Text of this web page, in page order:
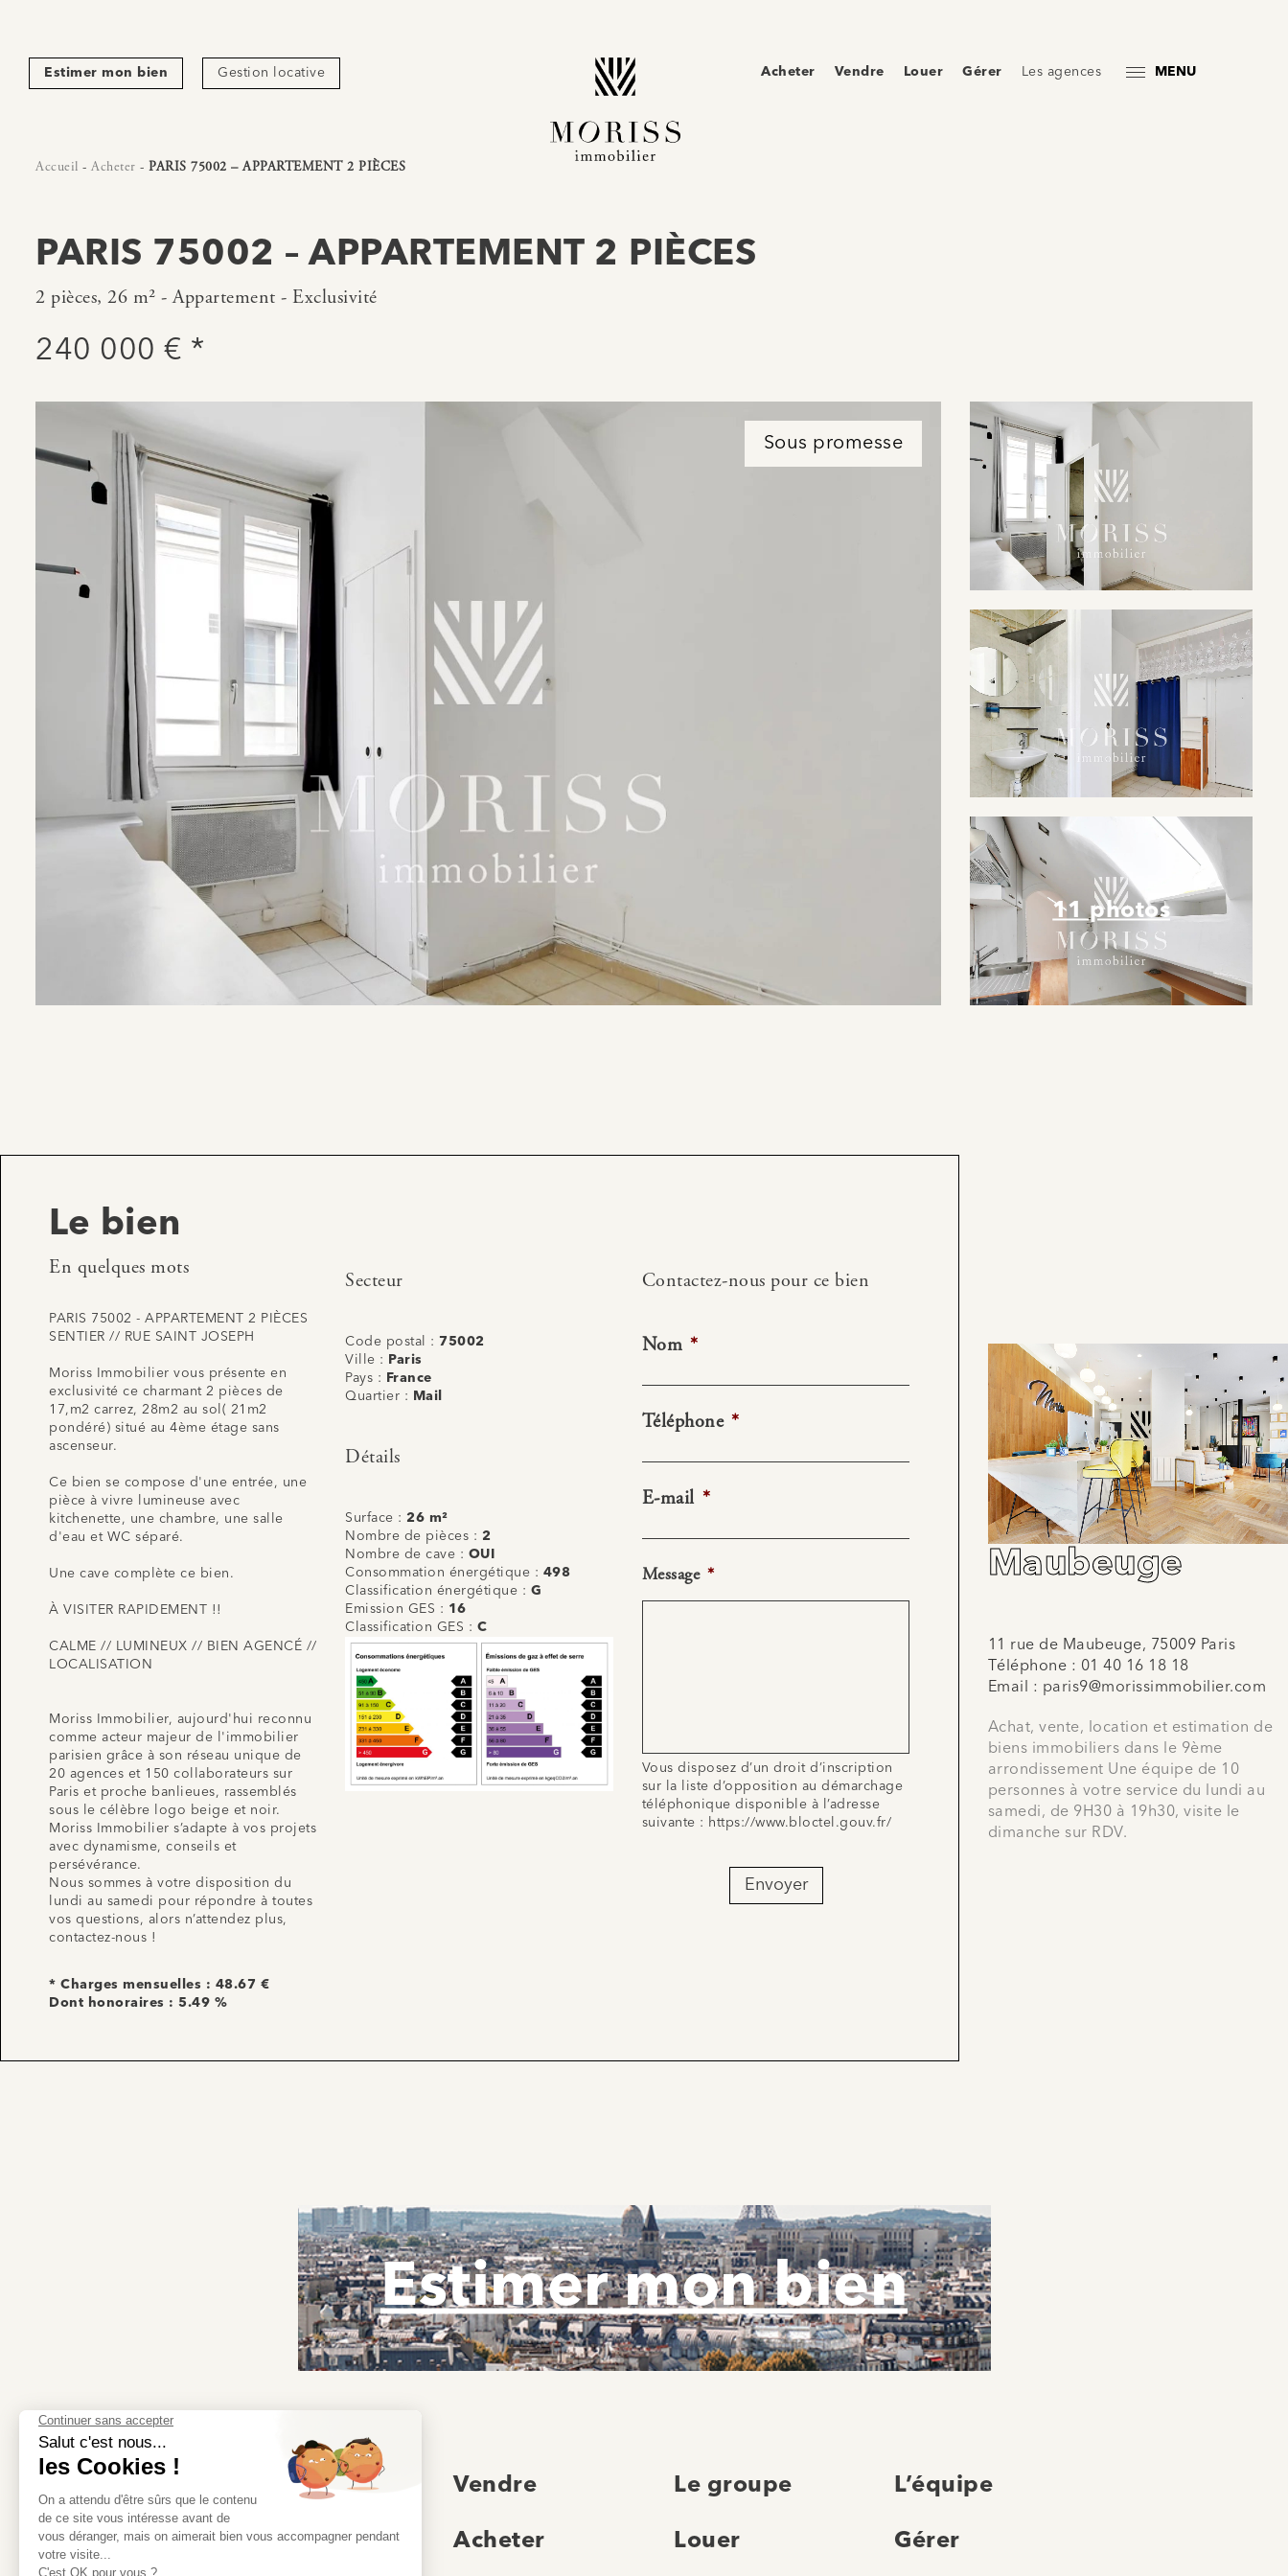
Estimer mon bien Gestion locative Acheter Vendre Louer Gérer Les agences MENU
Accueil - Acheter - PARIS 75002 – APPARTEMENT 2 PIÈCES
PARIS 75002 – APPARTEMENT 2 PIÈCES
2 pièces, 26 m² - Appartement - Exclusivité
240 000 € *
Sous promesse
11 photos
Le bien
En quelques mots
PARIS 75002 - APPARTEMENT 2 PIÈCES
SENTIER // RUE SAINT JOSEPH
Moriss Immobilier vous présente en
exclusivité ce charmant 2 pièces de
17,m2 carrez, 28m2 au sol( 21m2
pondéré) situé au 4ème étage sans
ascenseur.
Ce bien se compose d'une entrée, une
pièce à vivre lumineuse avec
kitchenette, une chambre, une salle
d'eau et WC séparé.
Une cave complète ce bien.
À VISITER RAPIDEMENT !!
CALME // LUMINEUX // BIEN AGENCÉ //
LOCALISATION
Moriss Immobilier, aujourd'hui reconnu
comme acteur majeur de l'immobilier
parisien grâce à son réseau unique de
20 agences et 150 collaborateurs sur
Paris et proche banlieues, rassemblés
sous le célèbre logo beige et noir.
Moriss Immobilier s’adapte à vos projets
avec dynamisme, conseils et
persévérance.
Nous sommes à votre disposition du
lundi au samedi pour répondre à toutes
vos questions, alors n’attendez plus,
contactez-nous !
* Charges mensuelles : 48.67 €
Dont honoraires : 5.49 %
Secteur
Code postal : 75002
Ville :
Paris
Pays :
France
Quartier :
Mail
Détails
Surface : 26 m²
Nombre de pièces : 2
Nombre de cave : OUI
Consommation énergétique : 498
Classification énergétique : G
Emission GES : 16
Classification GES : C
Contactez-nous pour ce bien
Nom *
Téléphone *
E-mail *
Message *
Vous disposez d’un droit d’inscription
sur la liste d’opposition au démarchage
téléphonique disponible à l’adresse
suivante : https://www.bloctel.gouv.fr/
Envoyer
Maubeuge
11 rue de Maubeuge, 75009 Paris
Téléphone : 01 40 16 18 18
Email : paris9@morissimmobilier.com
Achat, vente, location et estimation de
biens immobiliers dans le 9ème
arrondissement Une équipe de 10
personnes à votre service du lundi au
samedi, de 9H30 à 19h30, visite le
dimanche sur RDV.
Estimer mon bien
Redécouvrez l’immobilier avec Moriss Immobilier, la
meilleure adresse pour trouver la vôtre.
Vendre Le groupe L’équipe
Acheter Louer Gérer